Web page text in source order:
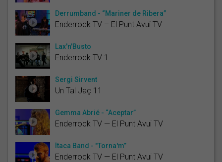
Derrumband - “Mariner de Ribera”
Enderrock TV – El Punt Avui TV
Lax'n'Busto
Enderrock TV 1
Sergi Sirvent
Un Tal Jaç 11
Gemma Abrié - “Aceptar”
Enderrock TV — El Punt Avui TV
Ítaca Band - "Torna'm”
Enderrock TV — El Punt Avui TV